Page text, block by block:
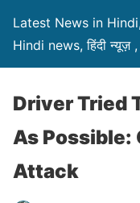
Latest News in
Hindi news, हिंदी न्यूज़
Driver Tried
As Possible:
Attack